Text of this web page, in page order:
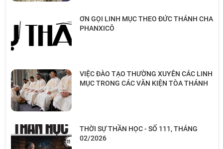
ƠN GỌI LINH MỤC THEO ĐỨC THÁNH CHA
PHANXICÔ
VIỆC ĐÀO TẠO THƯỜNG XUYÊN CÁC LINH
MỤC TRONG CÁC VĂN KIỆN TÒA THÁNH
THỜI SỰ THẦN HỌC - SỐ 111, THÁNG
02/2026